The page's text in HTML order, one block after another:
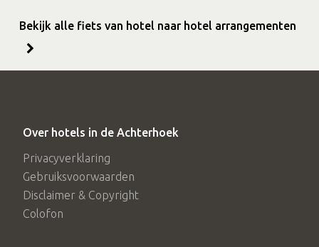
Bekijk alle fiets van hotel naar hotel arrangementen
Over hotels in de Achterhoek
Privacyverklaring
Gebruiksvoorwaarden
Disclaimer & Copyright
Colofon